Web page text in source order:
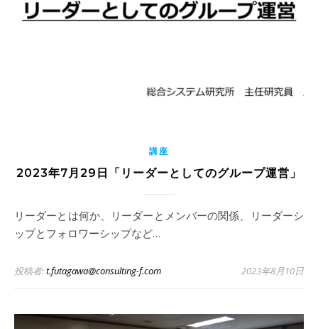
講座
2023年7月29日「リーダーとしてのグループ運営」
リーダーとは何か、リーダーとメンバーの関係、リーダーシ
ップとフォロワーシップなど…
投稿者:t.futagawa@consulting-f.com 2023年8月10日